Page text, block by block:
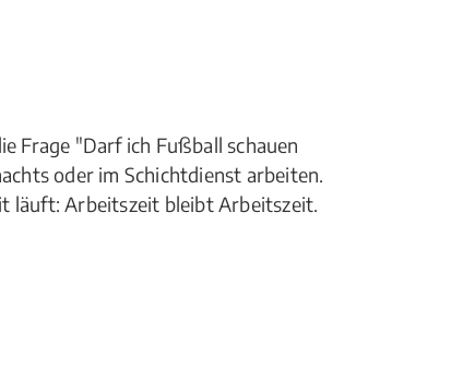
Frage "Darf ich Fußball schauen
oder im Schichtdienst arbeiten.
läuft: Arbeitszeit bleibt Arbeitszeit.